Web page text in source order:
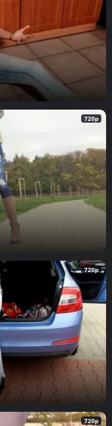
720p
720p
720p